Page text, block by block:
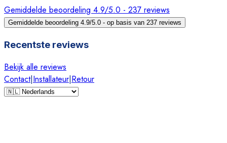
Gemiddelde beoordeling 4.9/5.0 - 237 reviews
Gemiddelde beoordeling 4.9/5.0 - op basis van 237 reviews
Recentste reviews
Bekijk alle reviews
Contact|Installateur|Retour